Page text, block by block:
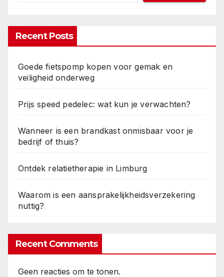
Recent Posts
Goede fietspomp kopen voor gemak en
veiligheid onderweg
Prijs speed pedelec: wat kun je verwachten?
Wanneer is een brandkast onmisbaar voor je
bedrijf of thuis?
Ontdek relatietherapie in Limburg
Waarom is een aansprakelijkheidsverzekering
nuttig?
Recent Comments
Geen reacties om te tonen.